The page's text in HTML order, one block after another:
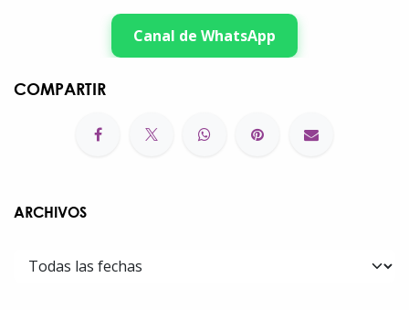
Canal de WhatsApp
COMPARTIR
ARCHIVOS